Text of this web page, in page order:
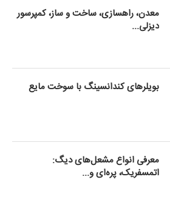
معدن، راهسازی، ساخت و ساز، کمپرسور
دیزلی...
بویلرهای کندانسینگ با سوخت مایع
معرفی انواع مشعل‌های دیگ:
اتمسفریک، پره‌ای و...